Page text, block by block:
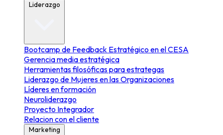
Liderazgo
Bootcamp de Feedback Estratégico en el CESA
Gerencia media estratégica
Herramientas filosóficas para estrategas
Liderazgo de Mujeres en las Organizaciones
Líderes en formación
Neuroliderazgo
Proyecto Integrador
Relacion con el cliente
Marketing